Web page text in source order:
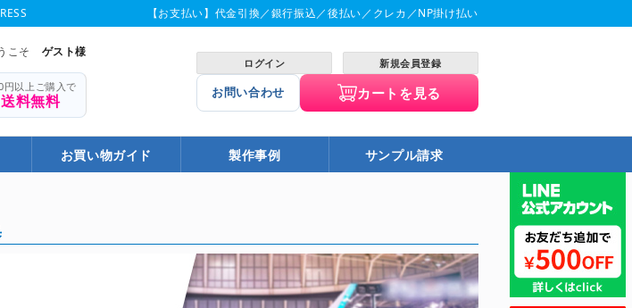
【お支払い】代金引換／銀行振込／後払い／クレカ／NP掛け払い
こそ ゲスト様
円以上ご購入で
料無料
ログイン 新規会員登録
お問い合わせ カートを見る
お買い物ガイド 製作事例 サンプル請求